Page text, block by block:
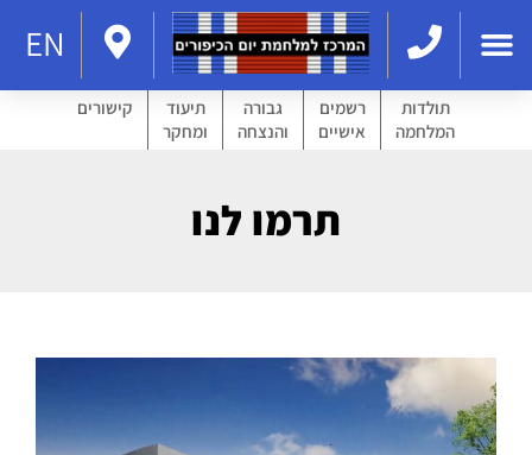
EN
תולדות
המלחמה
רשמים
אישיים
גבורה
והנצחה
תיעוד
ומחקר
קישורים
תרמו לנו